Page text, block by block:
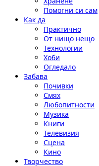
Помогни си сам
Как да
Практично
От нищо нещо
Технологии
Хоби
Огледало
Забава
Почивки
Смях
Любопитности
Музика
Книги
Телевизия
Сцена
Кино
Творчество